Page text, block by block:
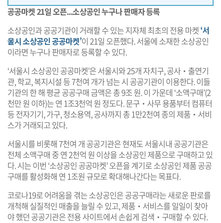
공공마켓 21일 오픈...소상공인 누구나 판매자 등록
소상공인과 공공기관이 거래할 수 있는 지자체 최초의 전용 마켓 ‘서
울시 소상공인 공공마켓’이 21일 오픈했다. 서울에 소재한 소상공인
이라면 누구나 판매자로 등록할 수 있다.
‘서울시 소상공인 공공마켓’은 서울시와 25개 자치구, 공사‧출연기
관, 학교, 복지시설 등 7천여 개가 넘는 시 공공기관이 이용한다. 이들
기관의 한 해 평균 공공구매 금액은 총 9조 원. 이 가운데 ‘소액구매’(2
천만 원 이하)는 연 1조3천억 원 정도다. 문구‧사무 용품부터 컴퓨터
등 전자기기, 가구, 청소용역, 공사까지 총 1만2천여 종의 제품‧서비
스가 거래되고 있다.
서울시를 비롯해 7천여 개 공공기관은 현재도 서울시내 공공기관은
전체 소액구매 중 연 2천억 원 이상을 소상공인 제품으로 구매하고 있
다. 시는 이번 ‘소상공인 공공마켓’ 오픈을 계기로 소상공인 제품 공공
구매를 활성화해 연 1조원 규모로 확대해나간다는 목표다.
코로나19로 어려움을 겪는 소상공인은 공공구매라는 새로운 판로를
개척해 실질적인 매출을 늘릴 수 있고, 제품‧서비스를 일일이 찾아
야 했던 공공기관은 전용 사이트에서 손쉽게 검색‧구매할 수 있다.